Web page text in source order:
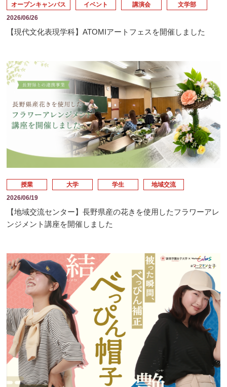
オープンキャンパス イベント 講演会
文学部
2026/06/26
【現代文化表現学科】ATOMIアートフェスを開催しました
授業 大学 学生
地域交流
2026/06/19
【地域交流センター】長野県産の花きを使用したフラワーアレ
ンジメント講座を開催しました